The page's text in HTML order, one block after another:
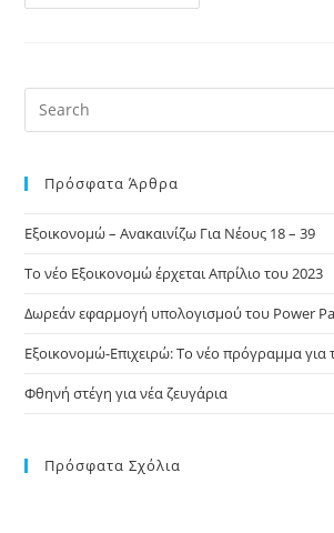
Πρόσφατα Άρθρα
Εξοικονομώ – Ανακαινίζω Για Νέους 18 – 39
Το νέο Εξοικονομώ έρχεται Απρίλιο του 2023
Δωρεάν εφαρμογή υπολογισμού του Power
Εξοικονομώ-Επιχειρώ: Το νέο πρόγραμμα για
Φθηνή στέγη για νέα ζευγάρια
Πρόσφατα Σχόλια